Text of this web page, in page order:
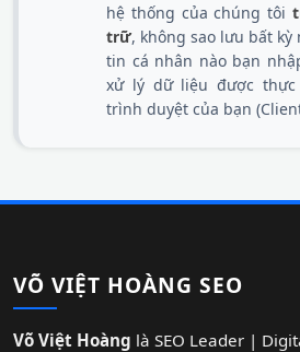
hệ thống của chúng tôi
trữ, không sao lưu bất
tin cá nhân nào bạn
xử lý dữ liệu được
trình duyệt của bạn
VÕ VIỆT HOÀNG SEO
Võ Việt Hoàng là SEO Leader |